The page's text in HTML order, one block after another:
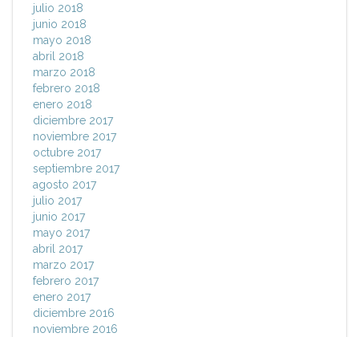
julio 2018
junio 2018
mayo 2018
abril 2018
marzo 2018
febrero 2018
enero 2018
diciembre 2017
noviembre 2017
octubre 2017
septiembre 2017
agosto 2017
julio 2017
junio 2017
mayo 2017
abril 2017
marzo 2017
febrero 2017
enero 2017
diciembre 2016
noviembre 2016